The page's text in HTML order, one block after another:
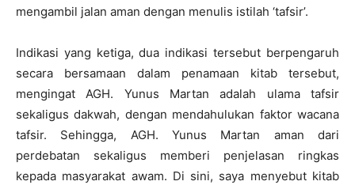
mengambil jalan aman dengan menulis istilah ‘tafsir’.
Indikasi yang ketiga, dua indikasi tersebut berpengaruh
secara bersamaan dalam penamaan kitab tersebut,
mengingat AGH. Yunus Martan adalah ulama tafsir
sekaligus dakwah, dengan mendahulukan faktor wacana
tafsir. Sehingga, AGH. Yunus Martan aman dari
perdebatan sekaligus memberi penjelasan ringkas
kepada masyarakat awam. Di sini, saya menyebut kitab